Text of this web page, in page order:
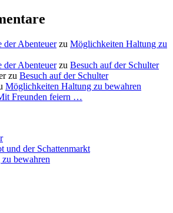
der Abenteuerzu Möglichkeiten Haltung zu
der Abenteuerzu Besuch auf der Schulter
zu Besuch auf der Schulter
Möglichkeiten Haltung zu bewahren
Freunden feiern …
und der Schattenmarkt
bewahren